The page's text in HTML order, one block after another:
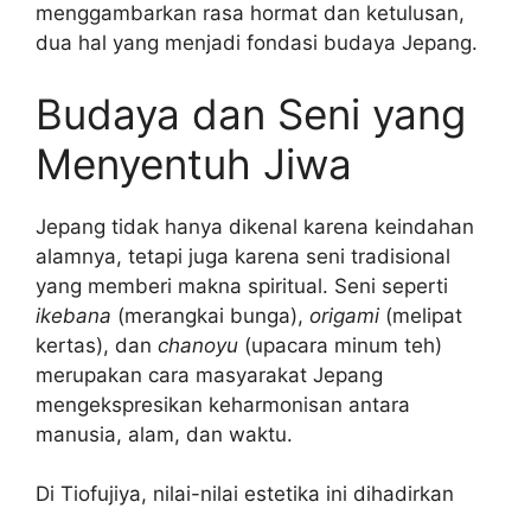
menggambarkan rasa hormat dan ketulusan,
dua hal yang menjadi fondasi budaya Jepang.
Budaya dan Seni yang
Menyentuh Jiwa
Jepang tidak hanya dikenal karena keindahan
alamnya, tetapi juga karena seni tradisional
yang memberi makna spiritual. Seni seperti
ikebana (merangkai bunga), origami (melipat
kertas), dan chanoyu (upacara minum teh)
merupakan cara masyarakat Jepang
mengekspresikan keharmonisan antara
manusia, alam, dan waktu.
Di Tiofujiya, nilai-nilai estetika ini dihadirkan